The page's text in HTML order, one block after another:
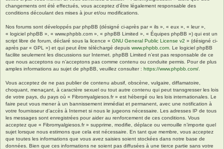
changements ont été effectués, vous acceptez d’être légalement responsable des
conditions découlant des mises à jour et/ou modifications.
Nos forums sont développés par phpBB (désigné ci-après par « ils », « eux », « leur »,
« logiciel phpBB », « www.phpbb.com », « phpBB Limited », « Équipes phpBB ») qui est un
script libre de forum, déclaré sous la licence « GNU General Public License v2 » (désigné ci-
après par « GPL ») et qui peut être téléchargé depuis www.phpbb.com . Le logiciel phpBB
facilite seulement les discussions sur Internet. phpBB Limited n’est pas responsable de ce
que nous acceptons ou n’acceptons pas comme contenu ou conduite permis. Pour de plus
amples informations au sujet de phpBB, veuillez consulter : https://www.phpbb.com/
Vous acceptez de ne pas publier de contenu abusif, obscène, vulgaire, diffamatoire,
choquant, menaçant, à caractère sexuel ou tout autre contenu qui peut transgresser les lois
de votre pays, du pays où « Fibromyalgiesos.fr » est hébergé ou les lois internationales. Le
faire peut vous mener à un bannissement immédiat et permanent, avec une notification à
votre fournisseur d’accès à Internet si nous le jugeons nécessaire. Les adresses IP de tous
les messages sont enregistrées pour aider au renforcement de ces conditions. Vous
acceptez que « Fibromyalgiesos.fr » supprime, modifie, déplace ou verrouille n’importe quel
sujet lorsque nous estimons que cela est nécessaire. En tant que membre, vous acceptez
que toutes les informations que vous avez saisies soient stockées dans notre base de
données. Bien que ces informations ne soient pas diffusées à une tierce partie sans votre